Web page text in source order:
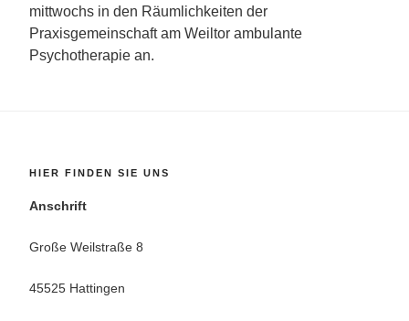
mittwochs in den Räumlichkeiten der
Praxisgemeinschaft am Weiltor ambulante
Psychotherapie an.
HIER FINDEN SIE UNS
Anschrift
Große Weilstraße 8
45525 Hattingen